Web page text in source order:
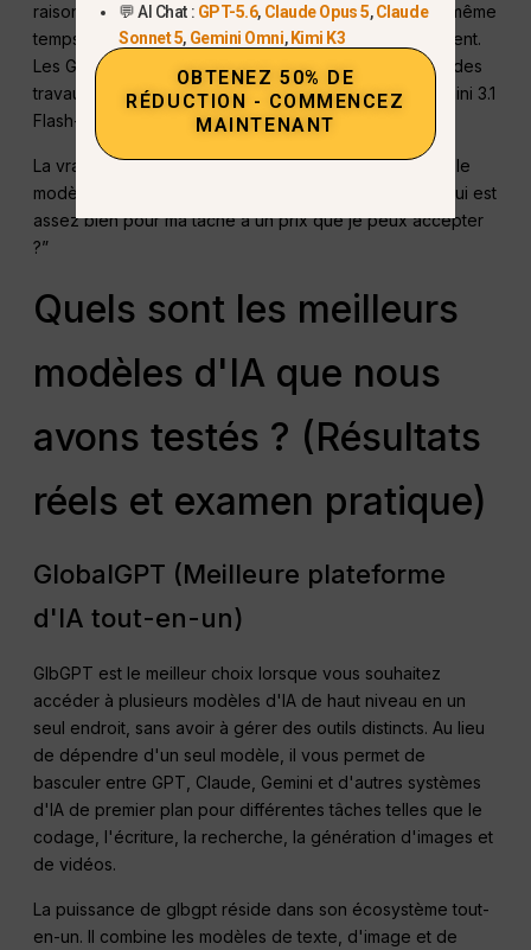
raisonnement haut de gamme reste coûteux. Dans le même
temps, les modèles moins chers s'améliorent rapidement.
Les GPT-5.4 mini et nano d'OpenAI sont conçus pour des
travaux de grande envergure, et Google a lancé Gemini 3.1
Flash-Lite, une option moins coûteuse et plus rapide.
La vraie question n'est donc pas seulement “Quel est le
modèle le plus intelligent ?”. C'est aussi : “Qu'est-ce qui est
assez bien pour ma tâche à un prix que je peux accepter
?”
Quels sont les meilleurs
modèles d'IA que nous
avons testés ? (Résultats
réels et examen pratique)
GlobalGPT (Meilleure plateforme
d'IA tout-en-un)
GlbGPT est le meilleur choix lorsque vous souhaitez
accéder à plusieurs modèles d'IA de haut niveau en un
seul endroit, sans avoir à gérer des outils distincts. Au lieu
de dépendre d'un seul modèle, il vous permet de
basculer entre GPT, Claude, Gemini et d'autres systèmes
d'IA de premier plan pour différentes tâches telles que le
codage, l'écriture, la recherche, la génération d'images et
de vidéos.
La puissance de glbgpt réside dans son écosystème tout-
en-un. Il combine les modèles de texte, d'image et de
💬 AI Chat : GPT-5.6, Claude Opus 5,Claude
Sonnet 5, Gemini Omni, Kimi K3
OBTENEZ 50% DE
RÉDUCTION - COMMENCEZ
MAINTENANT